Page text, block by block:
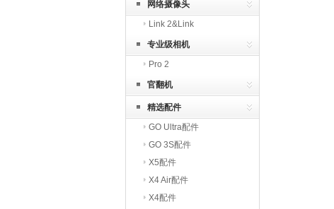
网络摄像头
Link 2&Link
专业级相机
Pro 2
官翻机
精选配件
GO Ultra配件
GO 3S配件
X5配件
X4 Air配件
X4配件